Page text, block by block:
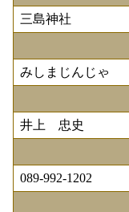
三島神社
みしまじんじゃ
井上 忠史
089-992-1202